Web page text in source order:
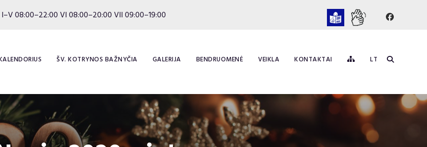
I–V 08:00–22:00 VI 08:00–20:00 VII 09:00–19:00
ŠV. KOTRYNOS BAŽNYČIA GALERIJA BENDRUOMENĖ VEIKLA KONTAKTAI LT